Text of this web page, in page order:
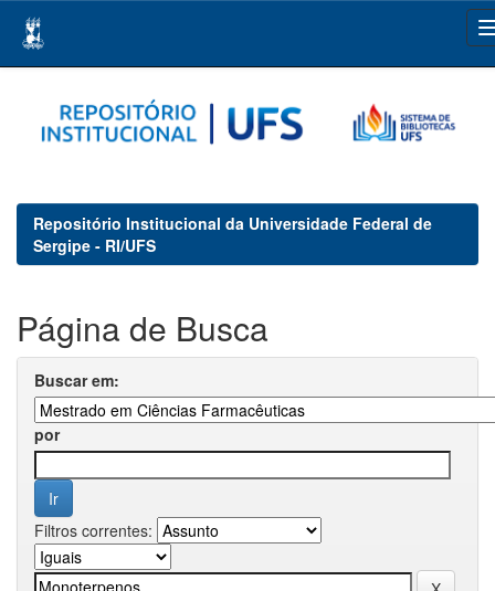
navigation
Repositório Institucional da Universidade Federal de
Sergipe - RI/UFS
Página de Busca
Buscar em:
por
Filtros correntes: